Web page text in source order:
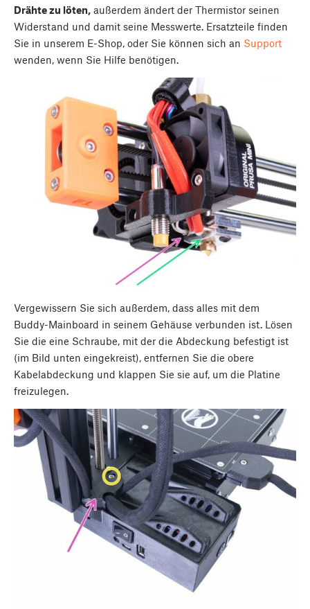
Drähte zu löten, außerdem ändert der Thermistor seinen
Widerstand und damit seine Messwerte. Ersatzteile finden
Sie in unserem E-Shop, oder Sie können sich an Support
wenden, wenn Sie Hilfe benötigen.
Vergewissern Sie sich außerdem, dass alles mit dem
Buddy-Mainboard in seinem Gehäuse verbunden ist. Lösen
Sie die eine Schraube, mit der die Abdeckung befestigt ist
(im Bild unten eingekreist), entfernen Sie die obere
Kabelabdeckung und klappen Sie sie auf, um die Platine
freizulegen.